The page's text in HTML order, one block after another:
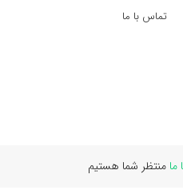
تماس با ما
منتظر شما هستیم